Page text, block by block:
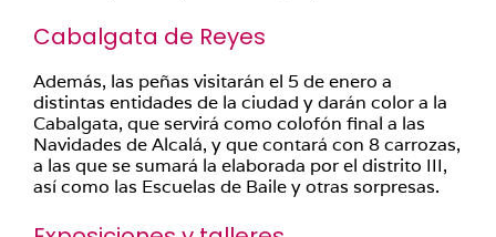
Cabalgata de Reyes
Además, las peñas visitarán el 5 de enero a
distintas entidades de la ciudad y darán color a la
Cabalgata, que servirá como colofón final a las
Navidades de Alcalá, y que contará con 8 carrozas,
a las que se sumará la elaborada por el distrito III,
así como las Escuelas de Baile y otras sorpresas.